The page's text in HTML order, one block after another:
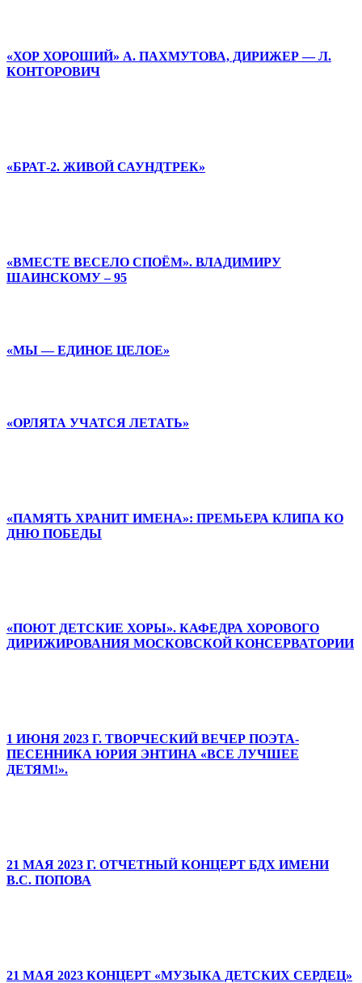
«ХОР ХОРОШИЙ» А. ПАХМУТОВА, ДИРИЖЕР — Л.
КОНТОРОВИЧ
«БРАТ-2. ЖИВОЙ САУНДТРЕК»
«ВМЕСТЕ ВЕСЕЛО СПОЁМ». ВЛАДИМИРУ
ШАИНСКОМУ – 95
«МЫ — ЕДИНОЕ ЦЕЛОЕ»
«ОРЛЯТА УЧАТСЯ ЛЕТАТЬ»
«ПАМЯТЬ ХРАНИТ ИМЕНА»: ПРЕМЬЕРА КЛИПА КО
ДНЮ ПОБЕДЫ
«ПОЮТ ДЕТСКИЕ ХОРЫ». КАФЕДРА ХОРОВОГО
ДИРИЖИРОВАНИЯ МОСКОВСКОЙ КОНСЕРВАТОРИИ
1 ИЮНЯ 2023 Г. ТВОРЧЕСКИЙ ВЕЧЕР ПОЭТА-
ПЕСЕННИКА ЮРИЯ ЭНТИНА «ВСЕ ЛУЧШЕЕ
ДЕТЯМ!».
21 МАЯ 2023 Г. ОТЧЕТНЫЙ КОНЦЕРТ БДХ ИМЕНИ
В.С. ПОПОВА
21 МАЯ 2023 КОНЦЕРТ «МУЗЫКА ДЕТСКИХ СЕРДЕЦ»